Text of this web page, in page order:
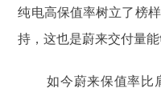
纯电高保值率树立了榜
持，这也是蔚来交付量
如今蔚来保值率比